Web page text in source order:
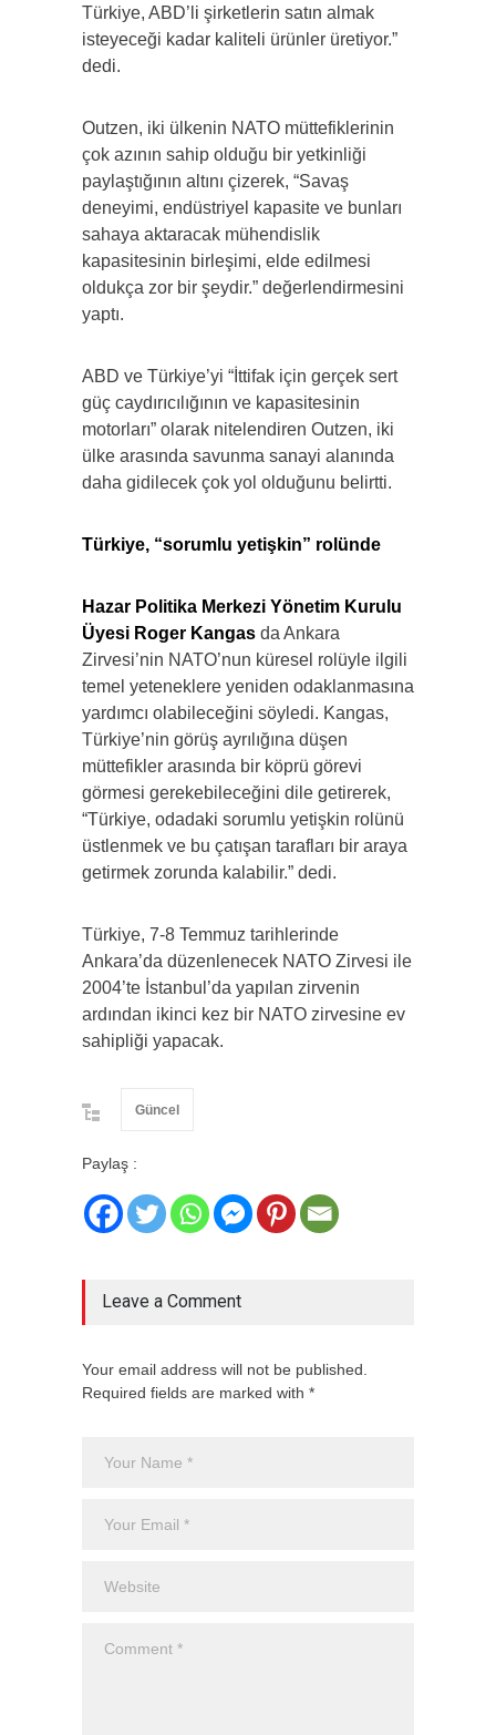
Türkiye, ABD’li şirketlerin satın almak
isteyeceği kadar kaliteli ürünler üretiyor.”
dedi.
Outzen, iki ülkenin NATO müttefiklerinin
çok azının sahip olduğu bir yetkinliği
paylaştığının altını çizerek, “Savaş
deneyimi, endüstriyel kapasite ve bunları
sahaya aktaracak mühendislik
kapasitesinin birleşimi, elde edilmesi
oldukça zor bir şeydir.” değerlendirmesini
yaptı.
ABD ve Türkiye’yi “İttifak için gerçek sert
güç caydırıcılığının ve kapasitesinin
motorları” olarak nitelendiren Outzen, iki
ülke arasında savunma sanayi alanında
daha gidilecek çok yol olduğunu belirtti.
Türkiye, “sorumlu yetişkin” rolünde
Hazar Politika Merkezi Yönetim Kurulu
Üyesi Roger Kangas da Ankara
Zirvesi’nin NATO’nun küresel rolüyle ilgili
temel yeteneklere yeniden odaklanmasına
yardımcı olabileceğini söyledi. Kangas,
Türkiye’nin görüş ayrılığına düşen
müttefikler arasında bir köprü görevi
görmesi gerekebileceğini dile getirerek,
“Türkiye, odadaki sorumlu yetişkin rolünü
üstlenmek ve bu çatışan tarafları bir araya
getirmek zorunda kalabilir.” dedi.
Türkiye, 7-8 Temmuz tarihlerinde
Ankara’da düzenlenecek NATO Zirvesi ile
2004’te İstanbul’da yapılan zirvenin
ardından ikinci kez bir NATO zirvesine ev
sahipliği yapacak.
Güncel
Paylaş :
Leave a Comment
Your email address will not be published.
Required fields are marked with *